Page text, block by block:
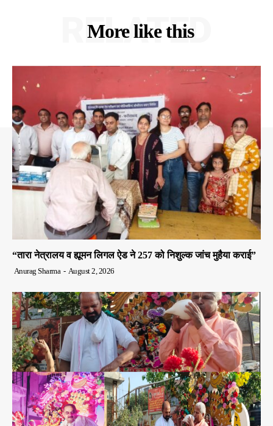
More like this
RELATED
“तारा नेत्रालय व ह्यूमन लिगल ऐड ने 257 को निशुल्क जांच मुहैया कराई”
Anurag Sharma - August 2, 2026